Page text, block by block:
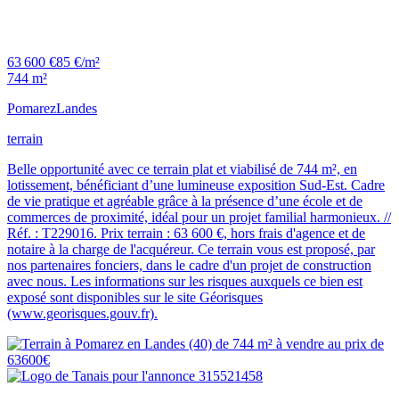
63 600 €85 €/m²
744 m²
PomarezLandes
terrain
Belle opportunité avec ce terrain plat et viabilisé de 744 m², en
lotissement, bénéficiant d’une lumineuse exposition Sud-Est. Cadre
de vie pratique et agréable grâce à la présence d’une école et de
commerces de proximité, idéal pour un projet familial harmonieux. //
Réf. : T229016. Prix terrain : 63 600 €, hors frais d'agence et de
notaire à la charge de l'acquéreur. Ce terrain vous est proposé, par
nos partenaires fonciers, dans le cadre d'un projet de construction
avec nous. Les informations sur les risques auxquels ce bien est
exposé sont disponibles sur le site Géorisques
(www.georisques.gouv.fr).